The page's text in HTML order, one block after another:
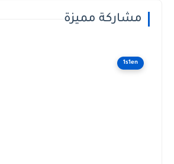
مشاركة مميزة
1s1en